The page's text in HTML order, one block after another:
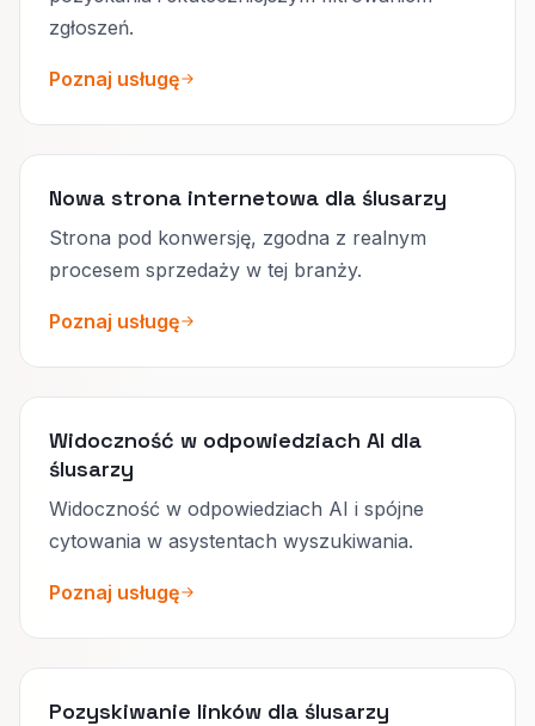
zgłoszeń.
Poznaj usługę
Nowa strona internetowa dla ślusarzy
Strona pod konwersję, zgodna z realnym
procesem sprzedaży w tej branży.
Poznaj usługę
Widoczność w odpowiedziach AI dla
ślusarzy
Widoczność w odpowiedziach AI i spójne
cytowania w asystentach wyszukiwania.
Poznaj usługę
Pozyskiwanie linków dla ślusarzy